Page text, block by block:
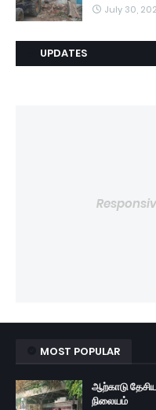
July 30,
UPDATES
MOST POPULAR
ஆற்காடு
நிலையம்